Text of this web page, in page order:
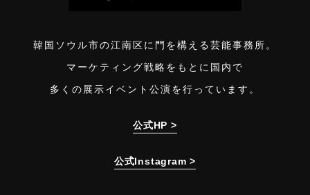
韓国ソウル市の江南区に門を構える芸能事務所。
マーケティング戦略をもとに国内で
多くの展示イベント公演を行っています。
公式HP >
公式Instagram >